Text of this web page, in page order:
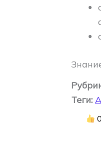
Теги:
0